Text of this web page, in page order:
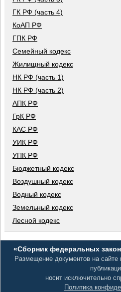
ГК РФ (часть 4)
КоАП РФ
ГПК РФ
Семейный кодекс
Жилищный кодекс
НК РФ (часть 1)
НК РФ (часть 2)
АПК РФ
ГрК РФ
КАС РФ
УИК РФ
УПК РФ
Бюджетный кодекс
Воздушный кодекс
Водный кодекс
Земельный кодекс
Лесной кодекс
«Сборник федеральных
Размещение документов на
носит исключительно
Политика